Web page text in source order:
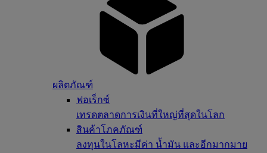
ผลิตภัณฑ์
ฟอเร็กซ์
เทรดตลาดการเงินที่ใหญ่ที่สุดในโลก
สินค้าโภคภัณฑ์
ลงทุนในโลหะมีค่า น้ำมัน และอีกมากมาย